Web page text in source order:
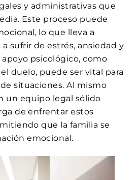
y administrativas que
Este proceso puede
lo que lleva a
sufrir de estrés, ansiedad y
psicológico, como
duelo, puede ser vital para
situaciones. Al mismo
un equipo legal sólido
de enfrentar estos
que la familia se
emocional.